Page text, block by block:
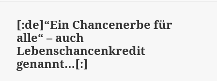
[:de]“Ein Chancenerbe für
alle“ – auch
Lebenschancenkredit
genannt…[:]